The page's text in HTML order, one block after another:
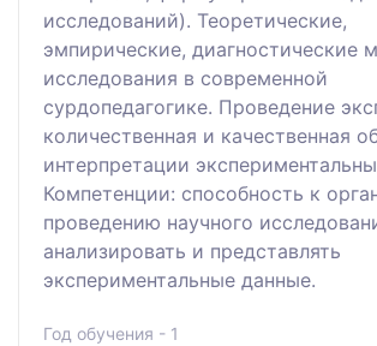
исследований). Теоретические,
эмпирические, диагностические
исследования в современной
сурдопедагогике. Проведение
количественная и качественная
интерпретации
Компетенции: способность к
проведению научного
анализировать и представлять
экспериментальные данные.
Год обучения - 1